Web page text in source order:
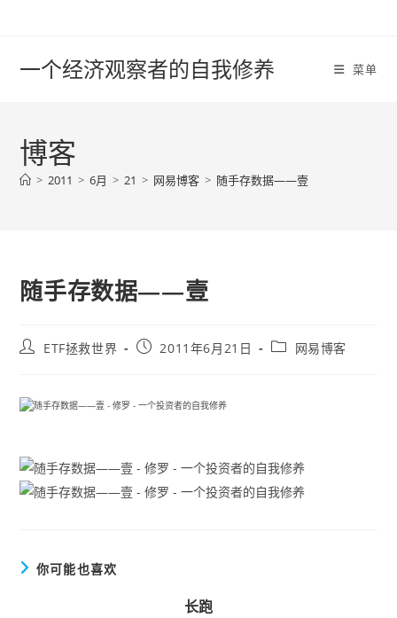
一个经济观察者的自我修养 菜单
博客
> 2011 > 6月 > 21 > 网易博客 > 随手存数据——壹
随手存数据——壹
PostETF拯救世界
Post2011年6月21日
Post网易博客
你可能也喜欢
长跑